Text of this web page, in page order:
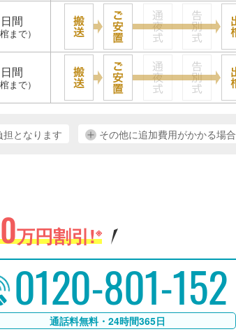
間
まで）
間
まで）
となります その他に追加費用がかかる場合
万円割引!※
0120-801-152
通話料無料・24時間365日